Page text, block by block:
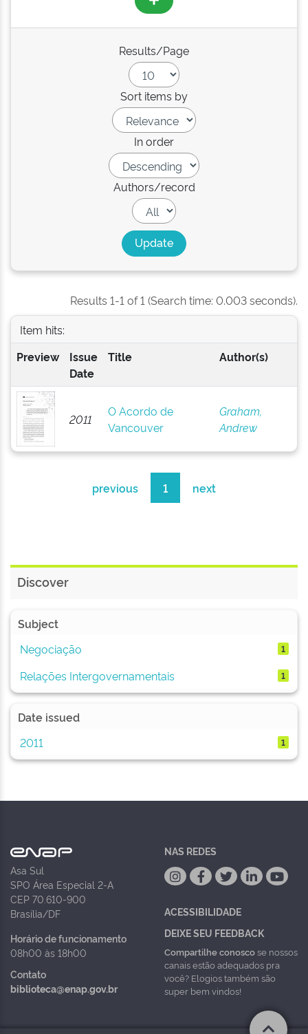
Results/Page
Sort items by
In order
Authors/record
Results 1-1 of 1 (Search time: 0.003 seconds).
Item hits:
Preview
Issue
Date
Title Author(s)
2011
O Acordo de
Vancouver
Graham,
Andrew
previous 1 next
Discover
Subject
Negociação
1
Relações Intergovernamentais 1
Date issued
2011
1
Asa Sul
SPO Área Especial 2-A
CEP 70.610-900
Brasília/DF
Horário de funcionamento
08h00 às 18h00
Contato
biblioteca@enap.gov.br
NAS REDES
ACESSIBILIDADE
DEIXE SEU FEEDBACK
Compartilhe conoscose nossos
canais estão adequados pra
você? Elogios também são
super bem vindos!